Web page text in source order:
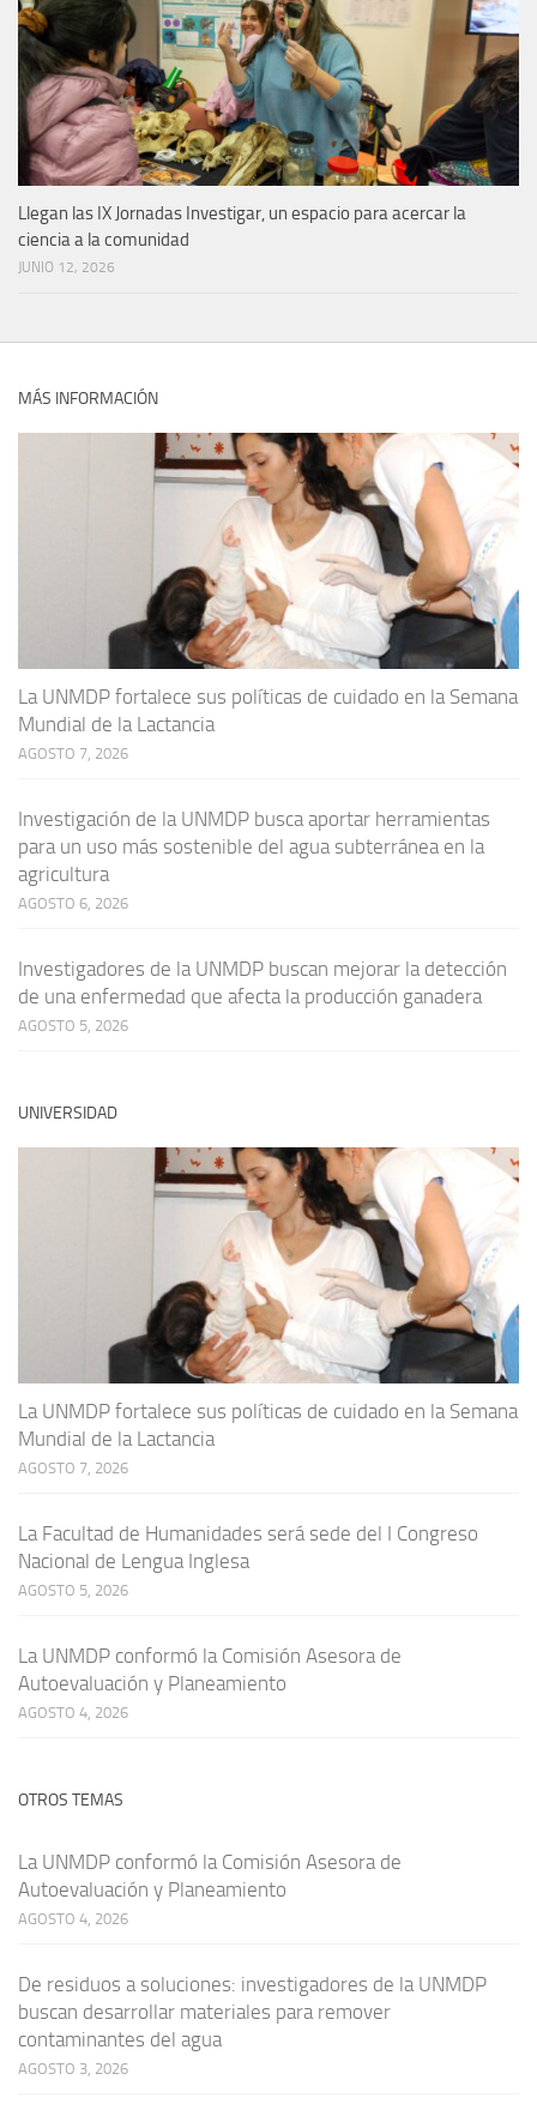
Llegan las IX Jornadas Investigar, un espacio para acercar la
ciencia a la comunidad
JUNIO 12, 2026
MÁS INFORMACIÓN
La UNMDP fortalece sus políticas de cuidado en la Semana
Mundial de la Lactancia
AGOSTO 7, 2026
Investigación de la UNMDP busca aportar herramientas
para un uso más sostenible del agua subterránea en la
agricultura
AGOSTO 6, 2026
Investigadores de la UNMDP buscan mejorar la detección
de una enfermedad que afecta la producción ganadera
AGOSTO 5, 2026
UNIVERSIDAD
La UNMDP fortalece sus políticas de cuidado en la Semana
Mundial de la Lactancia
AGOSTO 7, 2026
La Facultad de Humanidades será sede del I Congreso
Nacional de Lengua Inglesa
AGOSTO 5, 2026
La UNMDP conformó la Comisión Asesora de
Autoevaluación y Planeamiento
AGOSTO 4, 2026
OTROS TEMAS
La UNMDP conformó la Comisión Asesora de
Autoevaluación y Planeamiento
AGOSTO 4, 2026
De residuos a soluciones: investigadores de la UNMDP
buscan desarrollar materiales para remover
contaminantes del agua
AGOSTO 3, 2026